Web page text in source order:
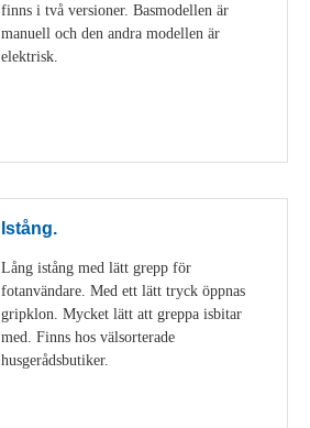
finns i två versioner. Basmodellen är
manuell och den andra modellen är
elektrisk.
Istång.
Lång istång med lätt grepp för
fotanvändare. Med ett lätt tryck öppnas
gripklon. Mycket lätt att greppa isbitar
med. Finns hos välsorterade
husgerådsbutiker.